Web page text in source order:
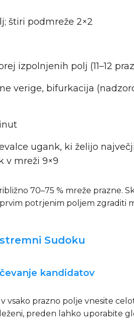
štiri podmreže 2×2
izpolnjenih polj (11–12
verige, bifurkacija
ugank, ki želijo
v mreži 9×9
70–75 % mreže prazne.
potrjenim poljem zgraditi
Sudoku
kandidatov
vsako prazno polje vnesite
preden lahko uporabite